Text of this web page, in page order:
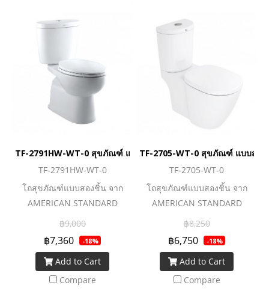
โจทย์ Lifestyle คนรุ่นใหม่ ชื่น
โจทย์ Lifestyle คนรุ่นใหม่ ชื่น
TF-2791HW-WT-0 สุขภัณฑ์ แบบสองชิ้น 3/4.5 ลิตร รุ่น NEW
TF-2791HW-WT-0
โถสุขภัณฑ์แบบสองชิ้น จาก
AMERICAN STANDARD
นวัตกรรมยุคใหม่ที่ยกระดับโถ
สุขภัณฑ์ให้ทำงานได้อย่างทัน
สมัย สายน้ำชำระล้างอย่าง
สะอาดหมดจด และยังประหยัด
น้ำมากยิ่งขึ้นด้วยระบบ Dual
฿9,000
฿7,360 -18%
Add to Cart
Compare
TF-2705-WT-0 สุขภัณฑ์ แบบสอง
TF-2705-WT-0
โถสุขภัณฑ์แบบสองชิ้น จาก
AMERICAN STANDARD
นวัตกรรมยุคใหม่ที่ยกระดับโถ
สุขภัณฑ์ให้ทำงานได้อย่างทัน
สมัย สายน้ำชำระล้างอย่าง
สะอาดหมดจด และยังประหยัด
น้ำมากยิ่งขึ้นด้วยระบบ Dual
฿8,250
฿6,750 -18%
Add to Cart
Compare